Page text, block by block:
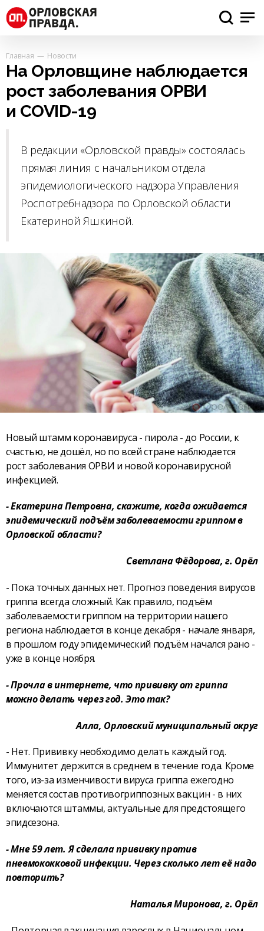
Главная Новости
На Орловщине наблюдается
рост заболевания ОРВИ
и COVID-19
В редакции «Орловской правды» состоялась
прямая линия с начальником отдела
эпидемиологического надзора Управления
Роспотребнадзора по Орловской области
Екатериной Яшкиной.
Новый штамм коронавируса - пирола - до России, к
счастью, не дошёл, но по всей стране наблюдается
рост заболевания ОРВИ и новой коронавирусной
инфекцией.
- Екатерина Петровна, скажите, когда ожидается
эпидемический подъём заболеваемости гриппом в
Орловской области?
Светлана Фёдорова, г. Орёл
- Пока точных данных нет. Прогноз поведения вирусов
гриппа всегда сложный. Как правило, подъём
заболеваемости гриппом на территории нашего
региона наблюдается в конце декабря - начале января,
в прошлом году эпидемический подъём начался рано -
уже в конце ноября.
- Прочла в интернете, что прививку от гриппа
можно делать через год. Это так?
Алла, Орловский муниципальный округ
- Нет. Прививку необходимо делать каждый год.
Иммунитет держится в среднем в течение года. Кроме
того, из-за изменчивости вируса гриппа ежегодно
меняется состав противогриппозных вакцин - в них
включаются штаммы, актуальные для предстоящего
эпидсезона.
- Мне 59 лет. Я сделала прививку против
пневмококковой инфекции. Через сколько лет её надо
повторить?
Наталья Миронова, г. Орёл